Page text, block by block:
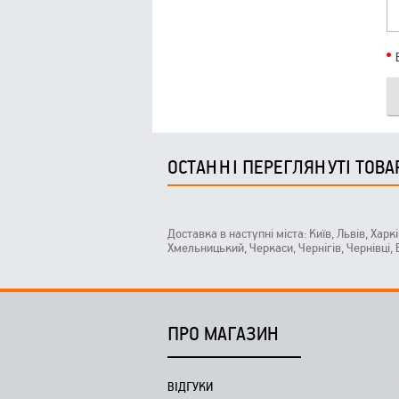
ОСТАННІ ПЕРЕГЛЯНУТІ
Доставка в наступні міста: Київ, Львів,
Хмельницький, Черкаси, Чернігів,
ПРО МАГАЗИН
ВІДГУКИ